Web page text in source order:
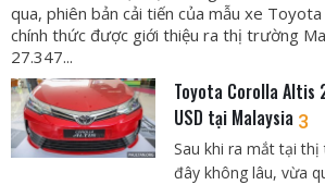
qua, phiên bản cải tiến của mẫu xe
chính thức được giới thiệu ra thị trường
27.347...
Toyota Corolla Altis
USD tại Malaysia 3
Sau khi ra mắt tại
đây không lâu, vừa